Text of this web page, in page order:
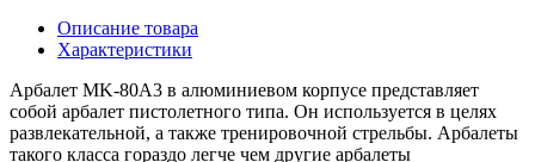
Описание товара
Характеристики
Арбалет MK-80A3 в алюминиевом корпусе представляет
собой арбалет пистолетного типа. Он используется в целях
развлекательной, а также тренировочной стрельбы. Арбалеты
такого класса гораздо легче чем другие арбалеты